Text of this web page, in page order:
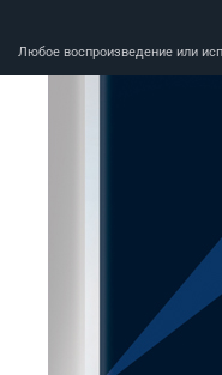
Любое воспроизведение или